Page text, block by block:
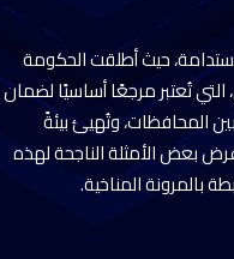
حيث أطلقت الحكومة
التي تُعتبر مرجعًا أساسيًا لضمان
المحافظات، وتُهيئ بيئةً
بعض الأمثلة الناجحة لهذه
بالمرونة المناخية.